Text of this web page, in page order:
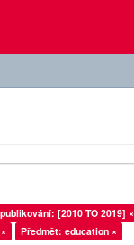
[2010 TO 2019] ×
Předmět: education ×